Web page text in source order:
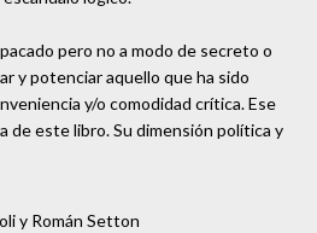
pero no a modo de secreto o
y potenciar aquello que ha sido
y/o comodidad crítica. Ese
de este libro. Su dimensión política y
y Román Setton